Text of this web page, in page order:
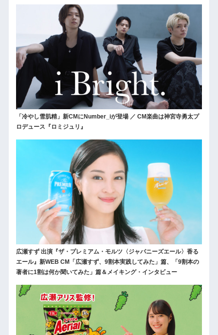
「冷やし雪肌精」新CMにNumber_iが登場 ／ CM楽曲は神宮寺勇太プ
ロデュース『ロミジュリ』
広瀬すず 出演『ザ・プレミアム・モルツ〈ジャパニーズエール〉香る
エール』新WEB CM「広瀬すず、9割本実践してみた」篇、「9割本の
著者に1割は何か聞いてみた」篇＆メイキング・インタビュー